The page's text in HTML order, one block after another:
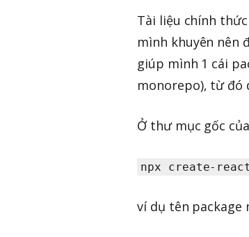
Tài liệu chính
mình khuyên nên
giúp mình 1 cái
monorepo), từ đó
Ở thư mục gốc
npx create-
ví dụ tên package